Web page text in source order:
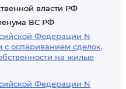
власти РФ
ВС РФ
Федерации N
с оспариванием сделок,
на жилые
Федерации N